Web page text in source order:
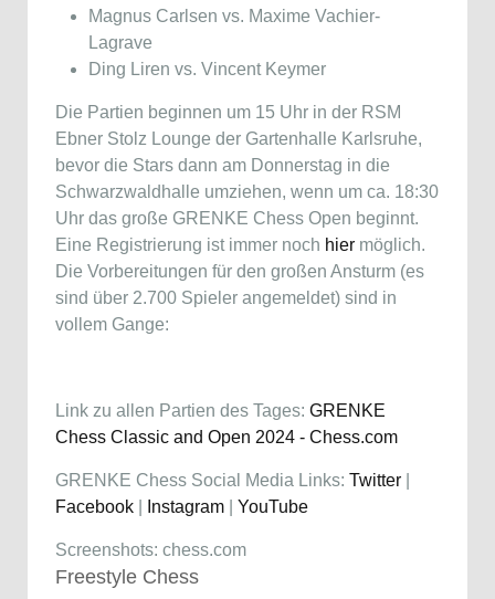
Magnus Carlsen vs. Maxime Vachier-
Lagrave
Ding Liren vs. Vincent Keymer
Die Partien beginnen um 15 Uhr in der RSM
Ebner Stolz Lounge der Gartenhalle Karlsruhe,
bevor die Stars dann am Donnerstag in die
Schwarzwaldhalle umziehen, wenn um ca. 18:30
Uhr das große GRENKE Chess Open beginnt.
Eine Registrierung ist immer noch hier möglich.
Die Vorbereitungen für den großen Ansturm (es
sind über 2.700 Spieler angemeldet) sind in
vollem Gange:
Link zu allen Partien des Tages: GRENKE
Chess Classic and Open 2024 - Chess.com
GRENKE Chess Social Media Links: Twitter
Facebook
Instagram YouTube
Screenshots: chess.com
Freestyle Chess